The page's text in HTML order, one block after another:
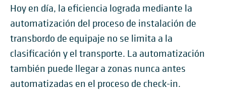
Hoy en día, la eficiencia lograda mediante la
automatización del proceso de instalación de
transbordo de equipaje no se limita a la
clasificación y el transporte. La automatización
también puede llegar a zonas nunca antes
automatizadas en el proceso de check-in.